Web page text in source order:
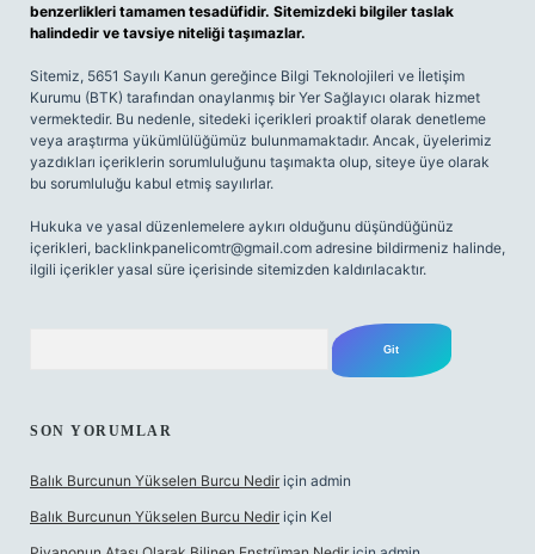
benzerlikleri tamamen tesadüfidir. Sitemizdeki bilgiler taslak
halindedir ve tavsiye niteliği taşımazlar.
Sitemiz, 5651 Sayılı Kanun gereğince Bilgi Teknolojileri ve İletişim
Kurumu (BTK) tarafından onaylanmış bir Yer Sağlayıcı olarak hizmet
vermektedir. Bu nedenle, sitedeki içerikleri proaktif olarak denetleme
veya araştırma yükümlülüğümüz bulunmamaktadır. Ancak, üyelerimiz
yazdıkları içeriklerin sorumluluğunu taşımakta olup, siteye üye olarak
bu sorumluluğu kabul etmiş sayılırlar.
Hukuka ve yasal düzenlemelere aykırı olduğunu düşündüğünüz
içerikleri, backlinkpanelicomtr@gmail.com adresine bildirmeniz halinde,
ilgili içerikler yasal süre içerisinde sitemizden kaldırılacaktır.
SON YORUMLAR
Balık Burcunun Yükselen Burcu Nedir için admin
Balık Burcunun Yükselen Burcu Nedir için Kel